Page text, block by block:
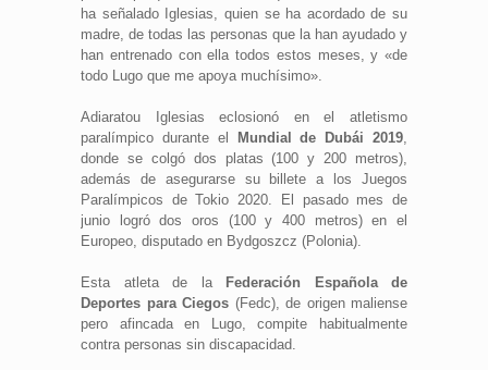
ha señalado Iglesias, quien se ha acordado de su
madre, de todas las personas que la han ayudado y
han entrenado con ella todos estos meses, y «de
todo Lugo que me apoya muchísimo».
Adiaratou Iglesias eclosionó en el atletismo
paralímpico durante el
Mundial de Dubái 2019
donde se colgó dos platas (100 y 200 metros),
además de asegurarse su billete a los Juegos
Paralímpicos de Tokio 2020. El pasado mes de
junio logró dos oros (100 y 400 metros) en el
Europeo, disputado en Bydgoszcz (Polonia).
Esta atleta de la
Federación Española de
Deportes para Ciegos (Fedc), de origen maliense
pero afincada en Lugo, compite habitualmente
contra personas sin discapacidad.